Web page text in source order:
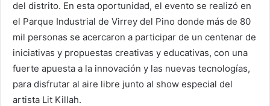
del distrito. En esta oportunidad, el evento se realizó en
el Parque Industrial de Virrey del Pino donde más de 80
mil personas se acercaron a participar de un centenar de
iniciativas y propuestas creativas y educativas, con una
fuerte apuesta a la innovación y las nuevas tecnologías,
para disfrutar al aire libre junto al show especial del
artista Lit Killah.